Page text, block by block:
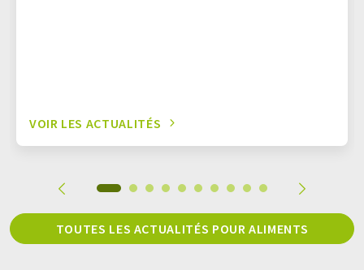
VOIR LES ACTUALITÉS
TOUTES LES ACTUALITÉS POUR ALIMENTS